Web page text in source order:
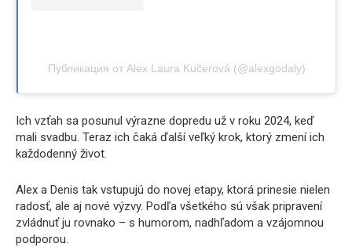
Публикация от Alex Laura Kučerová (@alexgodaly)
Ich vzťah sa posunul výrazne dopredu už v roku 2024, keď
mali svadbu. Teraz ich čaká ďalší veľký krok, ktorý zmení ich
každodenný život.
Alex a Denis tak vstupujú do novej etapy, ktorá prinesie nielen
radosť, ale aj nové výzvy. Podľa všetkého sú však pripravení
zvládnuť ju rovnako – s humorom, nadhľadom a vzájomnou
podporou.